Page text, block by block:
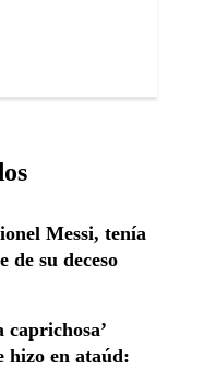
Messi, tenía
de su deceso
hizo en ataúd: